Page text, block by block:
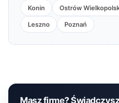
Konin Ostrów
Leszno Poznań
Masz firmę?